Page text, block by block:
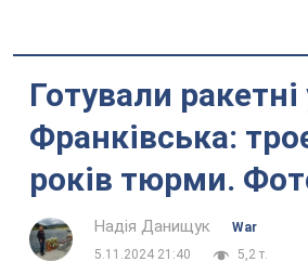
Готували
Франківська:
років тюрми.
Надія Данищук
War
5.11.2024 21:40
5,2 т.